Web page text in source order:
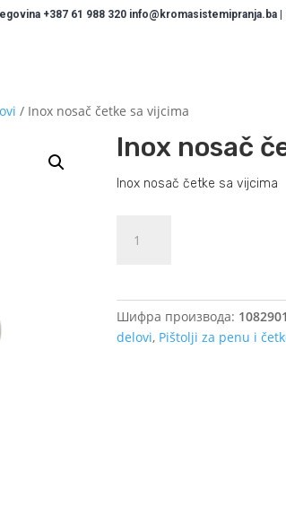
+387 61 988 320 info@kromasistemipranja.ba
/ Inox nosač četke sa vijcima
Inox nosač
Inox nosač četke sa vijcima
nosač
vijcima
количина
Шифра производа:
delovi, Pištolji za penu i